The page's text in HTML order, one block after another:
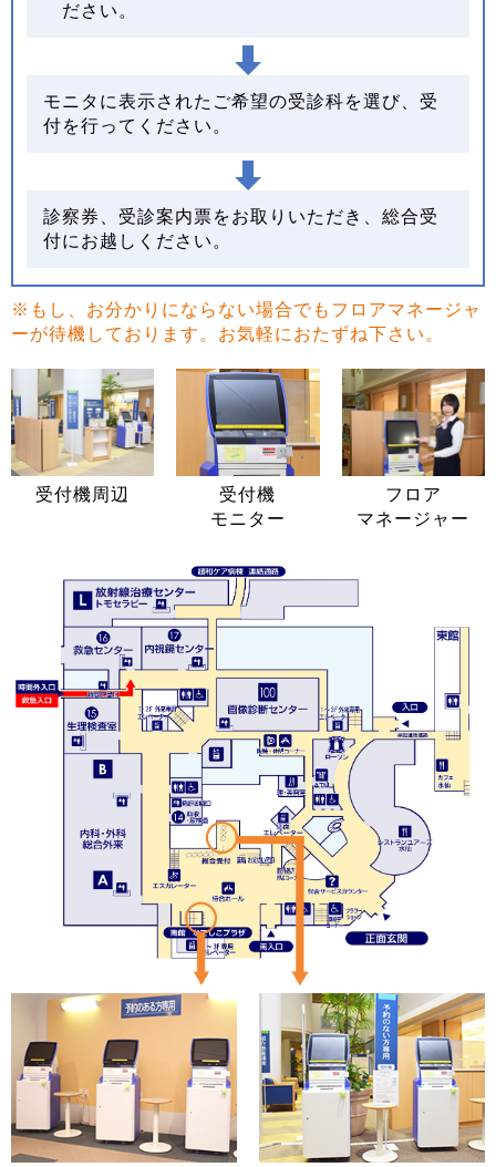
ださい。
モニタに表示されたご希望の受診科を選び、受
付を行ってください。
診察券、受診案内票をお取りいただき、総合受
付にお越しください。
※もし、お分かりにならない場合でもフロアマネージャ
ーが待機しております。お気軽におたずね下さい。
受付機周辺
受付機
モニター
フロア
マネージャー